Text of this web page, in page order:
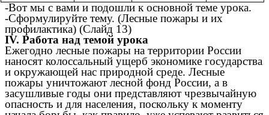
-Вот мы с вами и подошли к основной теме урока.
-Сформулируйте тему. (Лесные пожары и их
профилактика) (Слайд 13)
IV. Работа над темой урока
Ежегодно лесные пожары на территории России
наносят колоссальный ущерб экономике государства
и окружающей нас природной среде. Лесные
пожары уничтожают лесной фонд России, а в
засушливые годы они представляют чрезвычайную
опасность и для населения, поскольку к моменту